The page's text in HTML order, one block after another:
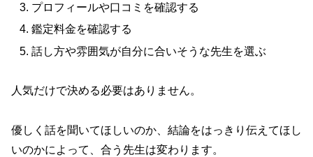
プロフィールや口コミを確認する
鑑定料金を確認する
話し方や雰囲気が自分に合いそうな先生を選ぶ
人気だけで決める必要はありません。
優しく話を聞いてほしいのか、結論をはっきり伝えてほし
いのかによって、合う先生は変わります。